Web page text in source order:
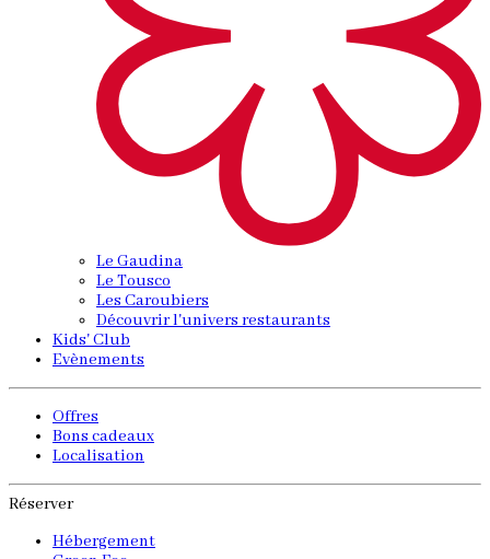
Le Gaudina
Le Tousco
Les Caroubiers
Découvrir l'univers restaurants
Kids' Club
Evènements
Offres
Bons cadeaux
Localisation
Réserver
Hébergement